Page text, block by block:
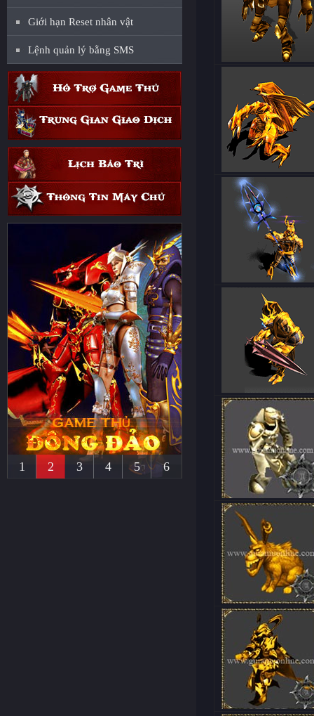
Giới hạn Reset nhân vật
Lệnh quản lý bằng SMS
1 2 3 4 5 6